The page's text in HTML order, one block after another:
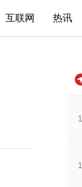
互联网 热讯